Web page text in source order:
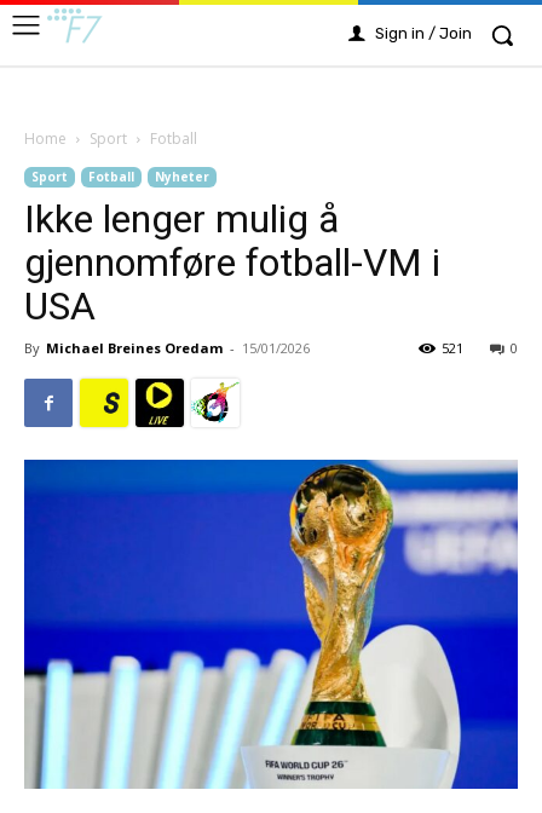
Sign in / Join
Home Sport Fotball
Sport Fotball Nyheter
Ikke lenger mulig å
gjennomføre fotball-VM i
USA
By Michael Breines Oredam - 15/01/2026 0
521